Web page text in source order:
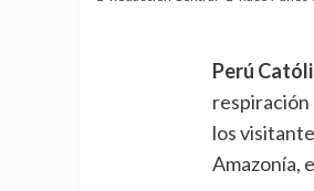
Perú
respiración
los
Amazonía,